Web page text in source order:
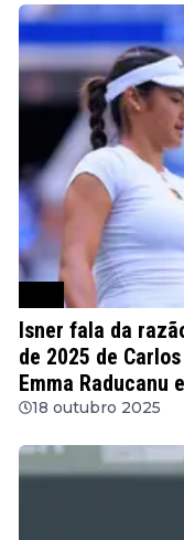
Isner fala da
de 2025 de
Emma Raducanu
18 outubro 2025